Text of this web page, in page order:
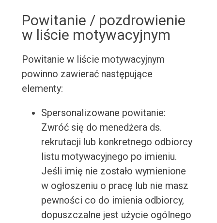
Powitanie / pozdrowienie
w liście motywacyjnym
Powitanie w liście motywacyjnym
powinno zawierać następujące
elementy:
Spersonalizowane powitanie:
Zwróć się do menedżera ds.
rekrutacji lub konkretnego odbiorcy
listu motywacyjnego po imieniu.
Jeśli imię nie zostało wymienione
w ogłoszeniu o pracę lub nie masz
pewności co do imienia odbiorcy,
dopuszczalne jest użycie ogólnego